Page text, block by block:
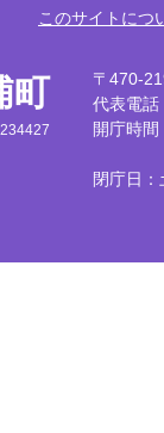
このサイトにつ
町
〒470-
代表電話
開庁時
閉庁日